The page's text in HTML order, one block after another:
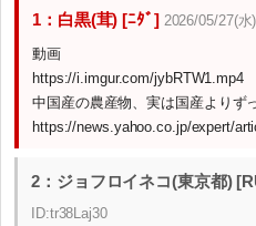
1：白黒(茸) [ﾆﾀﾞ] 2026/05/27(
動画
https://i.imgur.com/jybRTW1.mp4
中国産の農産物、実は国産よりず
https://news.yahoo.co.jp/expert/
2：ジョフロイネコ(東京都)
ID:tr38Laj30